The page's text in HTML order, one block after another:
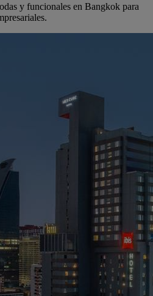
y funcionales en Bangkok para